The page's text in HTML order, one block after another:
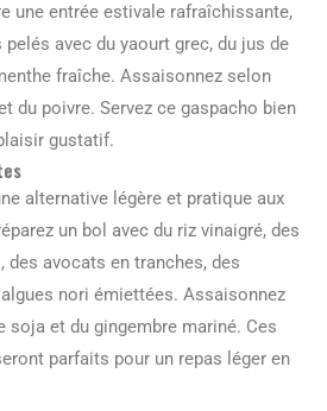
une entrée estivale rafraîchissante,
avec du yaourt grec, du jus de
fraîche. Assaisonnez selon
du poivre. Servez ce gaspacho bien
gustatif.
alternative légère et pratique aux
un bol avec du riz vinaigré, des
avocats en tranches, des
nori émiettées. Assaisonnez
soja et du gingembre mariné. Ces
parfaits pour un repas léger en